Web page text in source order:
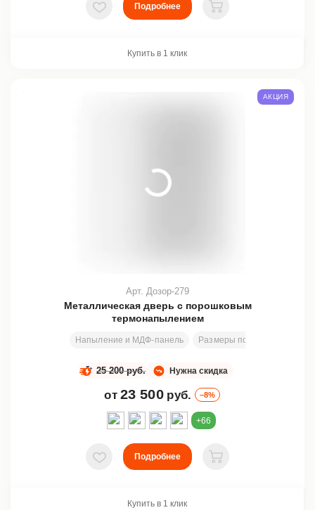
В избранное
Подробнее
В корзину
Купить в 1 клик
Металлическая дверь с порошковым
термонапылением
Напыление и МДФ-панель Размеры под заказ
Арт. Дозор-279
Нужна скидка
25 200 руб.
от 23 500 руб. –8%
АКЦИЯ
+66
В избранное
Подробнее
В корзину
Купить в 1 клик